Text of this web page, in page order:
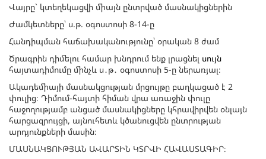
Վայրը` կտեղեկացվի միայն ընտրված մասնակիցներին
Ժամկետները՝ ս.թ. օգոստոսի 8-14-ը
Հանդիպման հաճախականությունը՝ օրական 8 ժամ
Ծրագրին դիմելու համար խնդրում ենք լրացնել սույն
հայտադիմումը մինչև ս․թ․ օգոստոսի 5-ը ներառյալ։
Ակադեմիայի մասնակցության մրցույթը բաղկացած է 2
փուլից։ Դիմում-հայտի հիման վրա առաջին փուլը
հաջողությամբ անցած մասնակիցները կհրավիրվեն օնլայն
հարցազրույցի, այնուհետև կծանուցվեն ընտրության
արդյունքների մասին։
ՄԱՍՆԱԿՑՈՒԹՅԱՆ ԱՎԱՐՏԻՆ ԿՏՐՎԻ ՀԱՎԱՍՏԱԳԻՐ։